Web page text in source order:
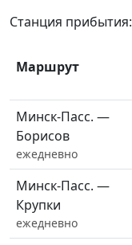
Станция прибытия:
Маршрут
Минск-Пасс. —
Борисов
ежедневно
Минск-Пасс. —
Крупки
ежедневно